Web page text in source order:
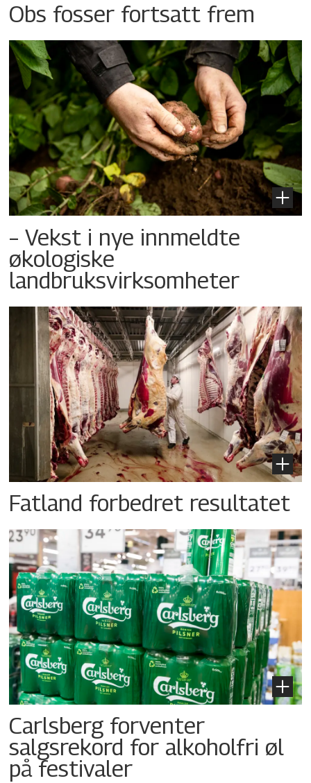
Obs fosser fortsatt frem
– Vekst i nye innmeldte
økologiske
landbruksvirksomheter
Fatland forbedret resultatet
Carlsberg forventer
salgsrekord for alkoholfri øl
på festivaler